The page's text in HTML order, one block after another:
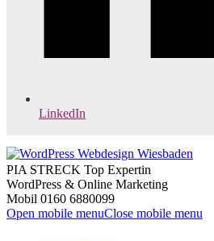
LinkedIn
PIA STRECK Top Expertin
WordPress & Online Marketing
Mobil 0160 6880099
Open mobile menuClose mobile menu